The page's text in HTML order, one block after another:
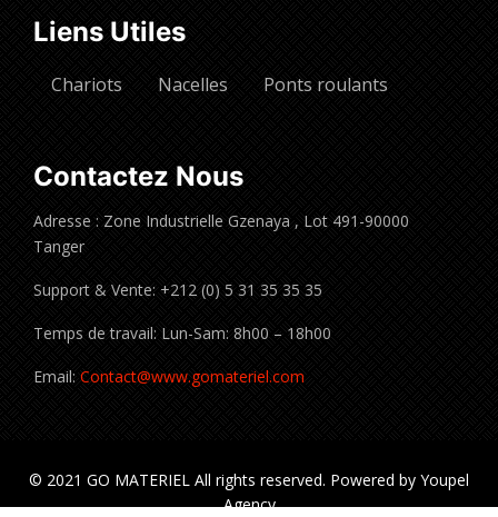
Liens Utiles
Chariots Nacelles Ponts roulants
Contactez Nous
Adresse : Zone Industrielle Gzenaya , Lot 491-90000
Tanger
Support & Vente: +212 (0) 5 31 35 35 35
Temps de travail: Lun-Sam: 8h00 – 18h00
Email: Contact@www.gomateriel.com
© 2021 GO MATERIEL All rights reserved. Powered by Youpel
Agency